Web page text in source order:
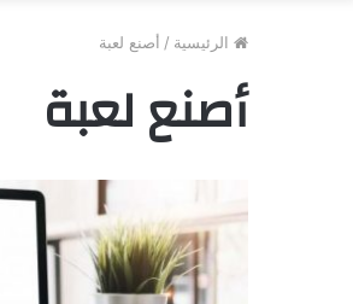
الرئيسية / أصنع لعبة
أصنع لعبة